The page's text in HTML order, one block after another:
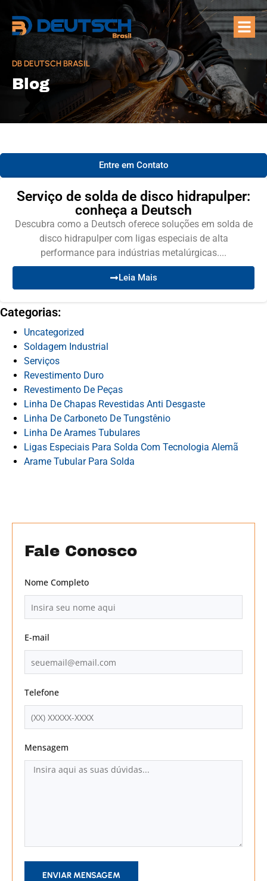
DB DEUTSCH BRASIL
Blog
Entre em Contato
Serviço de solda de disco hidrapulper:
conheça a Deutsch
Descubra como a Deutsch oferece soluções em solda de
disco hidrapulper com ligas especiais de alta
performance para indústrias metalúrgicas....
Leia Mais
Categorias:
Uncategorized
Soldagem Industrial
Serviços
Revestimento Duro
Revestimento De Peças
Linha De Chapas Revestidas Anti Desgaste
Linha De Carboneto De Tungstênio
Linha De Arames Tubulares
Ligas Especiais Para Solda Com Tecnologia Alemã
Arame Tubular Para Solda
Fale Conosco
Nome Completo
E-mail
Telefone
Mensagem
ENVIAR MENSAGEM